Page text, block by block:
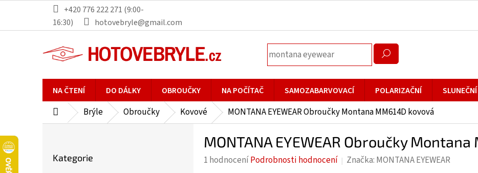
obsah
+420 776 222 271 (9:00-
16:30)
hotovebryle@gmail.com
NA ČTENÍ DO DÁLKY OBROUČKY NA POČÍTAČ SAMOZABARVOVACÍ POLARIZAČNÍ SLUNEČNÍ
DomůBrýle Obroučky Kovové MONTANA EYEWEAR Obroučky Montana MM614D kovová
kategorie
Kategorie
MONTANA EYEWEAR Obroučky
Průměrné
1 hodnoceníPodrobnosti hodnocení Značka: MONTANA EYEWEAR